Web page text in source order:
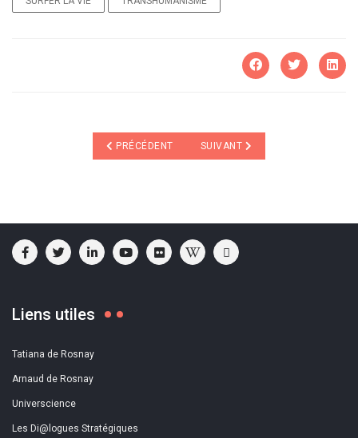
ARTICLE PRÉCÉDENT : TCHERNOBYL, AVRIL 1986 :
PRÉCÉDENT ARTICLE SUIVANT : L'ÉMISSION
SUIVANT
Liens utiles
Tatiana de Rosnay
Arnaud de Rosnay
Universcience
Les Di@logues Stratégiques